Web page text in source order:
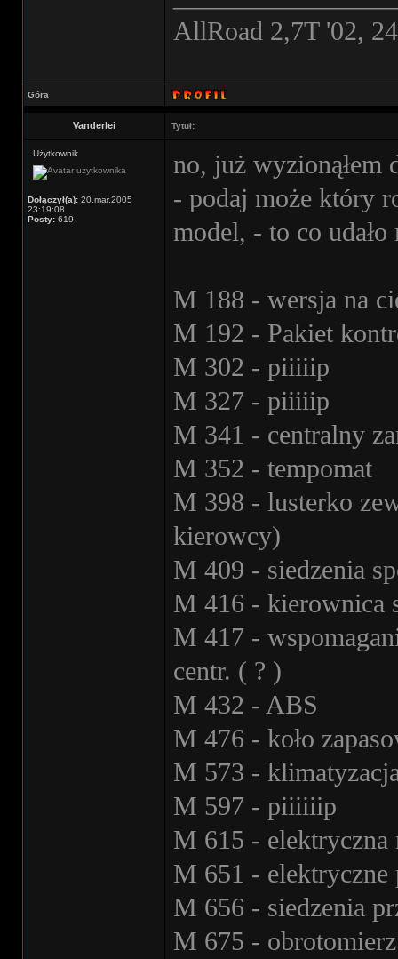
AllRoad 2,7T '02,
Góra
Vanderlei Tytuł:
Użytkownik
Dołączył(a): 20.mar.2005
23:19:08
Posty: 619
no, już
- podaj może który
model, - to co
M 188 - wersja na
M 192 - Pakiet
M 302 - piiiiip
M 327 - piiiiip
M 341 - centralny
M 352 - tempomat
M 398 - lusterko
kierowcy)
M 409 - siedzenia
M 416 - kierownica
M 417 -
centr. ( ? )
M 432 - ABS
M 476 - koło
M 573 -
M 597 - piiiiiip
M 615 - elektryczna
M 651 - elektryczne
M 656 - siedzenia
M 675 - obrotomierz